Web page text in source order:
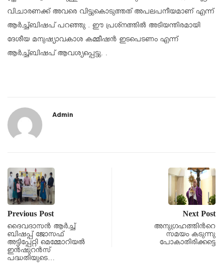
വിചാരണക്ക് അവരെ വിട്ടുകൊടുത്തത് അപലപനീയമാണ് എന്ന്
ആർച്ച്ബിഷപ് പറഞ്ഞു . ഈ പ്രശ്നത്തിൽ അടിയന്തിരമായി
ദേശീയ മനുഷ്യാവകാശ കമ്മീഷൻ ഇടപെടണം എന്ന്
ആർച്ച്ബിഷപ് ആവശ്യപ്പെട്ടു. .
Admin
Previous Post
ദൈവദാസൻ ആർച്ച്
ബിഷപ്പ് ജോസഫ്
അട്ടിപ്പേറ്റി മെമ്മോറിയൽ
ഇൻഷുറൻസ്
പദ്ധതിയുടെ…
Next Post
അനുഗ്രഹത്തിന്‍റെ
സമയം കടുന്നു
പോകാതിരിക്കട്ടെ